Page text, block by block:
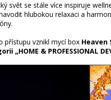
svět se stále více inspiruje
hlubokou relaxaci a
přístupu vznikl mycí box Heaven
„HOME & PROFESSIONAL